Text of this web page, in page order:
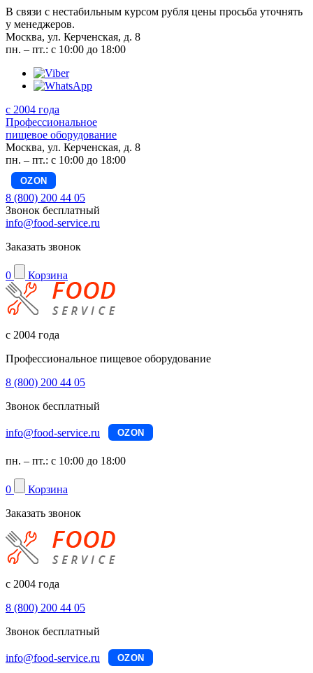
В связи с нестабильным курсом рубля цены просьба уточнять
у менеджеров.
Москва, ул. Керченская, д. 8
пн. – пт.: с 10:00 до 18:00
с 2004 года
Профессиональное
пищевое оборудование
Москва, ул. Керченская, д. 8
пн. – пт.: с 10:00 до 18:00
OZON
8 (800) 200 44 05
Звонок бесплатный
info@food-service.ru
Заказать звонок
0 Корзина
с 2004 года
Профессиональное пищевое оборудование
8 (800) 200 44 05
Звонок бесплатный
info@food-service.ru OZON
пн. – пт.: с 10:00 до 18:00
0
Корзина
Заказать звонок
с 2004 года
8 (800) 200 44 05
Звонок бесплатный
info@food-service.ru OZON